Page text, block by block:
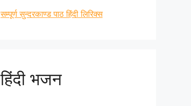
सम्पूर्ण सुन्दरकाण्ड पाठ हिंदी लिरिक्स
हिंदी भजन